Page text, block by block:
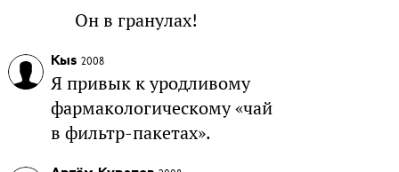
Он в гранулах!
Кыs 2008
Я привык к уродливому
фармакологическому «чай
в фильтр-пакетах».